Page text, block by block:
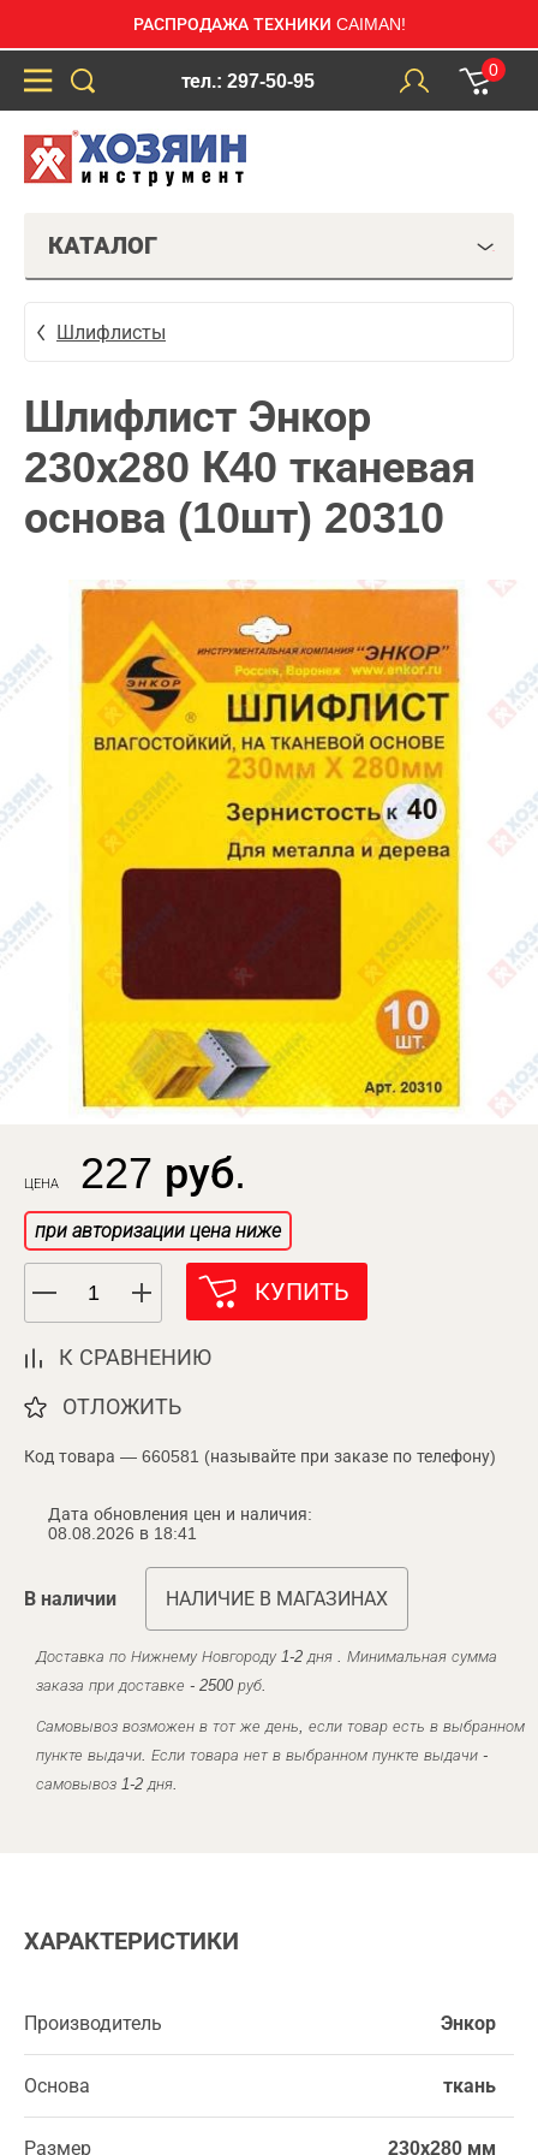
РАСПРОДАЖА ТЕХНИКИ CAIMAN!
тел.: 297-50-95
0
КАТАЛОГ
Шлифлисты
Шлифлист Энкор
230х280 К40 тканевая
основа (10шт) 20310
ЦЕНА 227 руб.
при авторизации цена ниже
КУПИТЬ
К СРАВНЕНИЮ
ОТЛОЖИТЬ
Код товара — 660581 (называйте при заказе по телефону)
Дата обновления цен и наличия:
08.08.2026 в 18:41
В наличии НАЛИЧИЕ В МАГАЗИНАХ
Доставка по Нижнему Новгороду 1-2 дня . Минимальная сумма
заказа при доставке - 2500 руб.
Самовывоз возможен в тот же день, если товар есть в выбранном
пункте выдачи. Если товара нет в выбранном пункте выдачи -
самовывоз 1-2 дня.
ХАРАКТЕРИСТИКИ
Производитель Энкор
Основа ткань
Размер 230х280 мм